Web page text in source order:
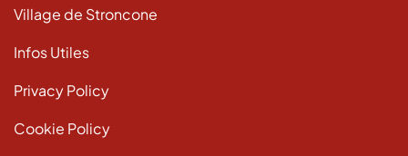
Village de Stroncone
Infos Utiles
Privacy Policy
Cookie Policy